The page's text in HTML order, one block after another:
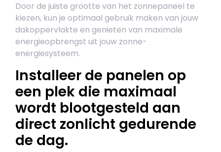
Door de juiste grootte van het zonnepaneel te
kiezen, kun je optimaal gebruik maken van jouw
dakoppervlakte en genieten van maximale
energieopbrengst uit jouw zonne-
energiesysteem.
Installeer de panelen op
een plek die maximaal
wordt blootgesteld aan
direct zonlicht gedurende
de dag.